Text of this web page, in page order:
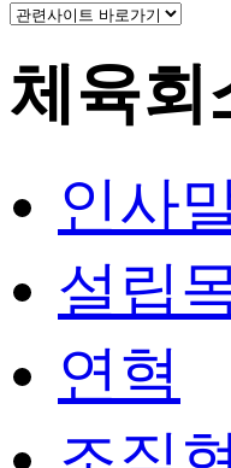
체육회
인사
설립
연혁